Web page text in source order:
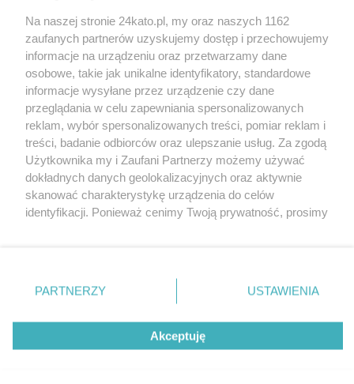
Wydawca mediów lokalnych
Nie zapomnij
zapoznać się z:
polityką prywatności regulamin korzystania z portali
Twojemiasto
Piekary Śląskie
Chorzów
Tarnowskie Góry
Gliwice
Skontaktuj sięz nami
Kontakt
Wydawca
Redakcja
Na naszej stronie 24kato.pl, my oraz naszych 1162
zaufanych partnerów uzyskujemy dostęp i przechowujemy
informacje na urządzeniu oraz przetwarzamy dane
osobowe, takie jak unikalne identyfikatory, standardowe
informacje wysyłane przez urządzenie czy dane
przeglądania w celu zapewniania spersonalizowanych
reklam, wybór spersonalizowanych treści, pomiar reklam i
treści, badanie odbiorców oraz ulepszanie usług. Za zgodą
Użytkownika my i Zaufani Partnerzy możemy używać
dokładnych danych geolokalizacyjnych oraz aktywnie
skanować charakterystykę urządzenia do celów
identyfikacji. Ponieważ cenimy Twoją prywatność, prosimy
prywatności znajdujący się w lewym dolnym rogu strony
. Niektóre rodzaje przetwarzania danych nie wymagają
zgody użytkownika, ale masz prawo sprzeciwić się
takiemu przetwarzaniu. Preferencje będą miały
zastosowania tylko na tej witrynie.
PARTNERZY USTAWIENIA
Akceptuję